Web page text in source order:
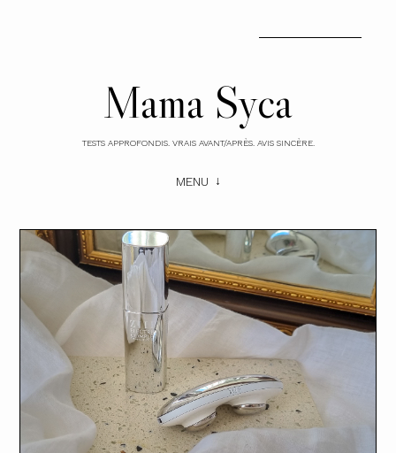
Mama Syca
TESTS APPROFONDIS. VRAIS AVANT/APRÈS. AVIS SINCÈRE.
MENU